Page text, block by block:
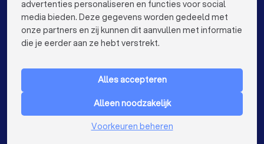
Isolatiebedrijven in Utrecht
Isolatiebedrijven in Eindhoven
Isolatiebedrijven in Groningen
Isolatiebedrijven in Almere
Isolatiebedrijven in Nijmegen
VOOR PARTICULIEREN keyboard_arrow_down
Nederland
advertenties personaliseren en functies voor social
media bieden. Deze gegevens worden gedeeld met
onze partners en zij kunnen dit aanvullen met informatie
die je eerder aan ze hebt verstrekt.
Alles accepteren
Alleen noodzakelijk
Voorkeuren beheren